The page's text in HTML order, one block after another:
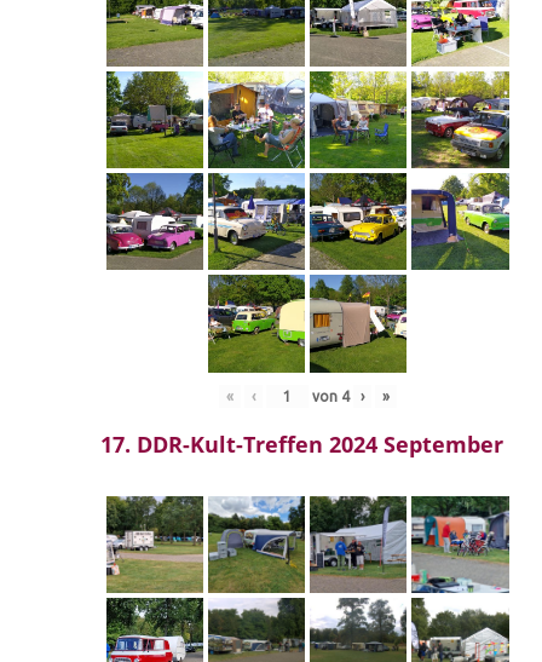
« ‹ von 4 › »
17. DDR-Kult-Treffen 2024 September